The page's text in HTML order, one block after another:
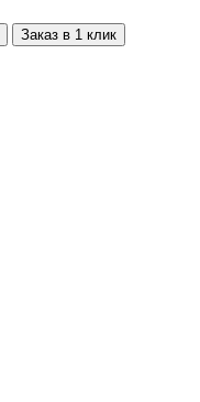
Заказ в 1 клик